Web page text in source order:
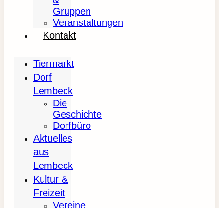
Gruppen
Veranstaltungen
Kontakt
Tiermarkt
Dorf
Lembeck
Die
Geschichte
Dorfbüro
Aktuelles
aus
Lembeck
Kultur &
Freizeit
Vereine